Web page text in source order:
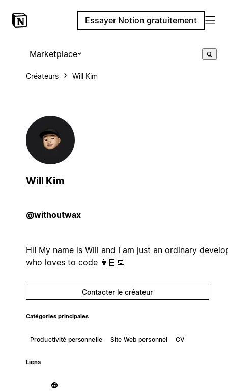
Essayer Notion gratuitement
Marketplace
Créateurs Will Kim
Will Kim
@withoutwax
Hi! My name is Will and I am just an ordinary
who loves to code 👨🏻‍💻
Contacter le créateur
Catégories principales
Productivité personnelle Site Web personnel CV
Liens